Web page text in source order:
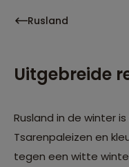
Rusland
Uitgebreide
Rusland in de winter
Tsarenpaleizen en
tegen een witte